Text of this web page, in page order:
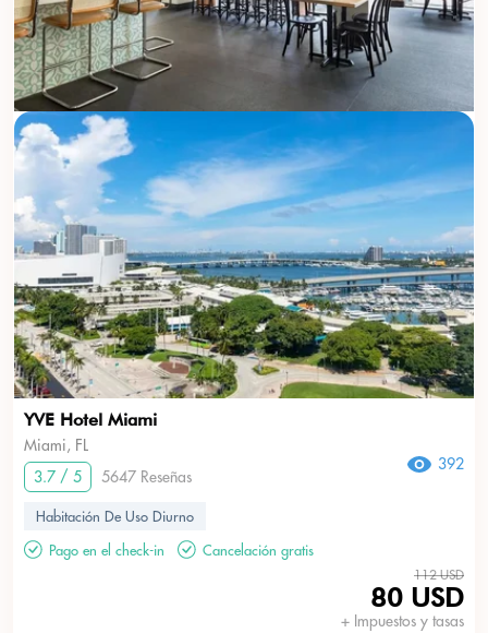
YVE Hotel Miami
Miami, FL
3.7 / 5
5647 Reseñas
392
Habitación De Uso Diurno
Pago en el check-in
Cancelación gratis
112 USD
80 USD
+ Impuestos y tasas